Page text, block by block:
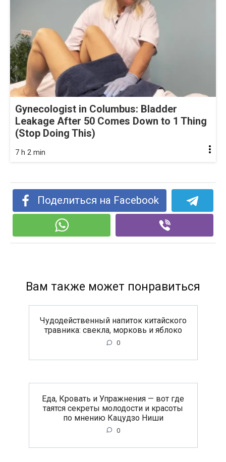
Gynecologist in Columbus: Bladder
Leakage After 50 Comes Down to 1 Thing
(Stop Doing This)
7 h 2 min
Поделиться на Facebook
Вам также может понравиться
Чудодейственный напиток китайского
травника: свекла, морковь и яблоко
0
Еда, Кровать и Упражнения — вот где
таятся секреты молодости и красоты
по мнению Кацудзо Ниши
0